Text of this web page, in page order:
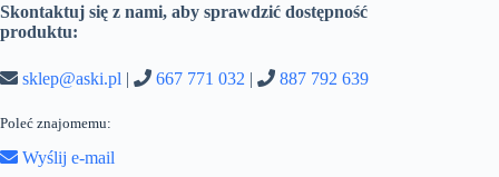
Skontaktuj się z nami, aby sprawdzić dostępność
produktu:
sklep@aski.pl | 667 771 032 | 887 792 639
Poleć znajomemu:
Wyślij e-mail